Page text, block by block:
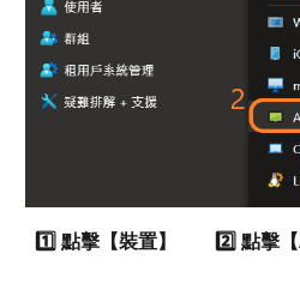
1️⃣ 點擊【裝置】 2️⃣ 點擊【